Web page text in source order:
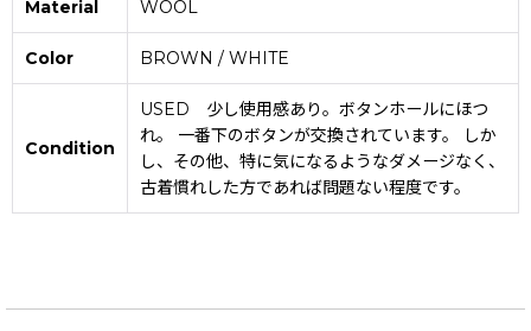
Material WOOL
Color BROWN / WHITE
Condition
USED 少し使用感あり。ボタンホールにほつ
れ。 一番下のボタンが交換されています。 しか
し、その他、特に気になるようなダメージなく、
古着慣れした方であれば問題ない程度です。